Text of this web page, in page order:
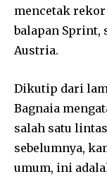
mencetak
balapan Sprint,
Austria.
Dikutip dari
Bagnaia
salah satu
sebelumnya,
umum, ini